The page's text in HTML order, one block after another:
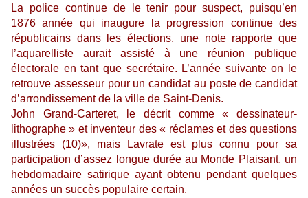
La police continue de le tenir pour suspect, puisqu’en
1876 année qui inaugure la progression continue des
républicains dans les élections, une note rapporte que
l’aquarelliste aurait assisté à une réunion publique
électorale en tant que secrétaire. L’année suivante on le
retrouve assesseur pour un candidat au poste de candidat
d’arrondissement de la ville de Saint-Denis.
John Grand-Carteret, le décrit comme « dessinateur-
lithographe » et inventeur des « réclames et des questions
illustrées (10)», mais Lavrate est plus connu pour sa
participation d’assez longue durée au Monde Plaisant, un
hebdomadaire satirique ayant obtenu pendant quelques
années un succès populaire certain.